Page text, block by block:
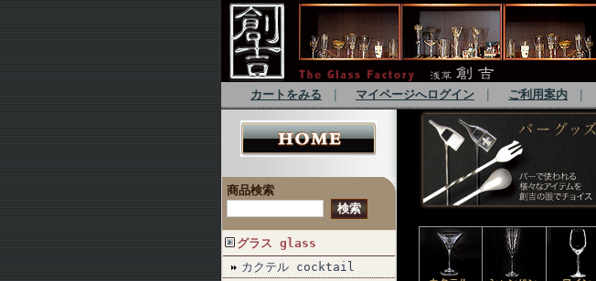
カートをみる マイページへログイン ご利用案内
商品検索
グラス glass
カクテル cocktail